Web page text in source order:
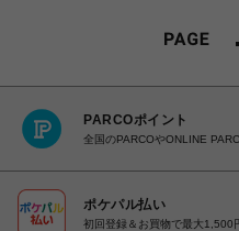
PARCOポイント
全国のPARCOやONLINE
ポケパル払い
初回登録＆お買物で最大1,500